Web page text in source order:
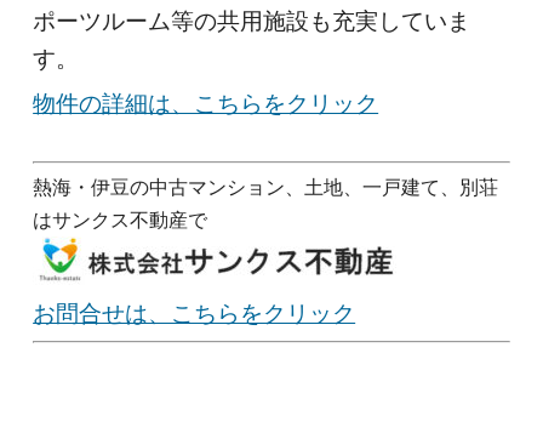
ポーツルーム等の共用施設も充実していま
す。
物件の詳細は、こちらをクリック
熱海・伊豆の中古マンション、土地、一戸建て、別荘
はサンクス不動産で
お問合せは、こちらをクリック